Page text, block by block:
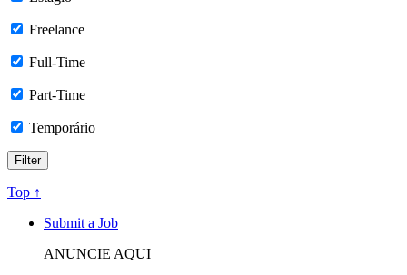
Freelance
Full-Time
Part-Time
Temporário
Top ↑
Submit a Job
ANUNCIE AQUI